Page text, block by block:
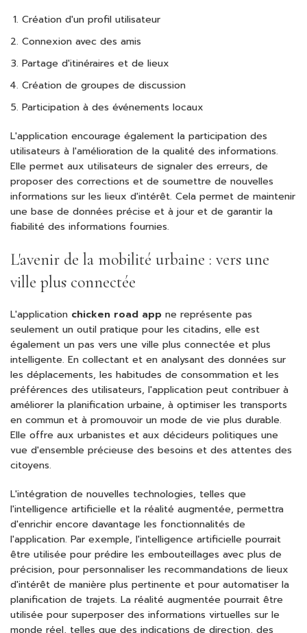
Création d'un profil utilisateur
Connexion avec des amis
Partage d'itinéraires et de lieux
Création de groupes de discussion
Participation à des événements locaux
L'application encourage également la participation des
utilisateurs à l'amélioration de la qualité des informations.
Elle permet aux utilisateurs de signaler des erreurs, de
proposer des corrections et de soumettre de nouvelles
informations sur les lieux d'intérêt. Cela permet de maintenir
une base de données précise et à jour et de garantir la
fiabilité des informations fournies.
L'avenir de la mobilité urbaine : vers une
ville plus connectée
L'application chicken road app ne représente pas
seulement un outil pratique pour les citadins, elle est
également un pas vers une ville plus connectée et plus
intelligente. En collectant et en analysant des données sur
les déplacements, les habitudes de consommation et les
préférences des utilisateurs, l'application peut contribuer à
améliorer la planification urbaine, à optimiser les transports
en commun et à promouvoir un mode de vie plus durable.
Elle offre aux urbanistes et aux décideurs politiques une
vue d'ensemble précieuse des besoins et des attentes des
citoyens.
L'intégration de nouvelles technologies, telles que
l'intelligence artificielle et la réalité augmentée, permettra
d'enrichir encore davantage les fonctionnalités de
l'application. Par exemple, l'intelligence artificielle pourrait
être utilisée pour prédire les embouteillages avec plus de
précision, pour personnaliser les recommandations de lieux
d'intérêt de manière plus pertinente et pour automatiser la
planification de trajets. La réalité augmentée pourrait être
utilisée pour superposer des informations virtuelles sur le
monde réel, telles que des indications de direction, des